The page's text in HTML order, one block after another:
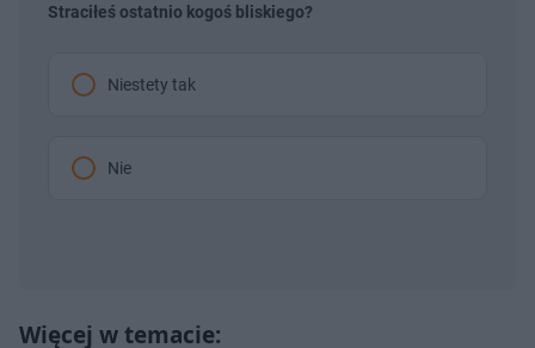
Straciłeś ostatnio kogoś bliskiego?
Niestety tak
Nie